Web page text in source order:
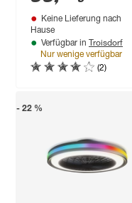
warmweiß,
tageslichtweiß Ø 50
x 15,6 cm
Keine Lieferung nach
Hause
Verfügbar in Troisdorf
Nur wenige verfügbar
(2)
- 22 %